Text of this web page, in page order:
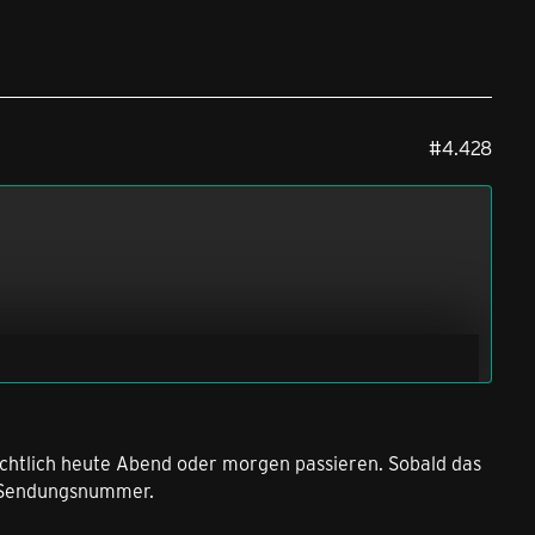
#4.428
heute Abend oder morgen passieren. Sobald das